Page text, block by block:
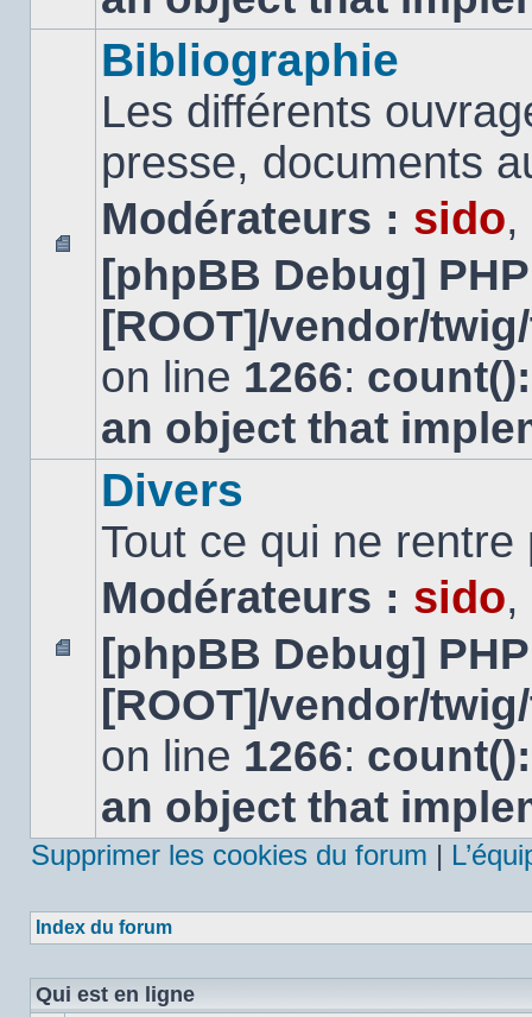
Aucun
message
non
Bibliographie
Les différents
presse, documents
Modérateurs : sido,
[phpBB Debug]
[ROOT]/vendor/
on line 1266:
an object that
Aucun
message
non
Divers
Tout ce qui ne
Modérateurs : sido,
[phpBB Debug]
[ROOT]/vendor/
on line 1266:
an object that
Supprimer les cookies du forum |
Index du forum
Qui est en ligne